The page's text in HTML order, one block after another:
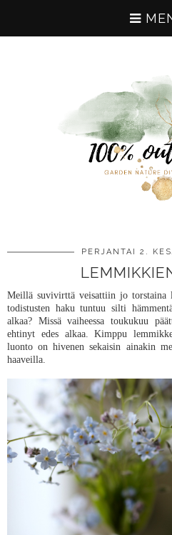
PERJANTAI 2.
Meillä suvivirttä veisattiin jo torstaina
todistusten haku tuntuu silti
alkaa? Missä vaiheessa toukukuu
ehtinyt edes alkaa. Kimppu
luonto on hivenen sekaisin ainakin
haaveilla.